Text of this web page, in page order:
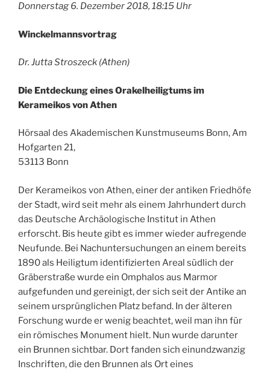
Donnerstag 6. Dezember 2018, 18:15 Uhr
Winckelmannsvortrag
Dr. Jutta Stroszeck (Athen)
Die Entdeckung eines Orakelheiligtums im
Kerameikos von Athen
Hörsaal des Akademischen Kunstmuseums Bonn, Am
Hofgarten 21,
53113 Bonn
Der Kerameikos von Athen, einer der antiken Friedhöfe
der Stadt, wird seit mehr als einem Jahrhundert durch
das Deutsche Archäologische Institut in Athen
erforscht. Bis heute gibt es immer wieder aufregende
Neufunde. Bei Nachuntersuchungen an einem bereits
1890 als Heiligtum identifizierten Areal südlich der
Gräberstraße wurde ein Omphalos aus Marmor
aufgefunden und gereinigt, der sich seit der Antike an
seinem ursprünglichen Platz befand. In der älteren
Forschung wurde er wenig beachtet, weil man ihn für
ein römisches Monument hielt. Nun wurde darunter
ein Brunnen sichtbar. Dort fanden sich einundzwanzig
Inschriften, die den Brunnen als Ort eines